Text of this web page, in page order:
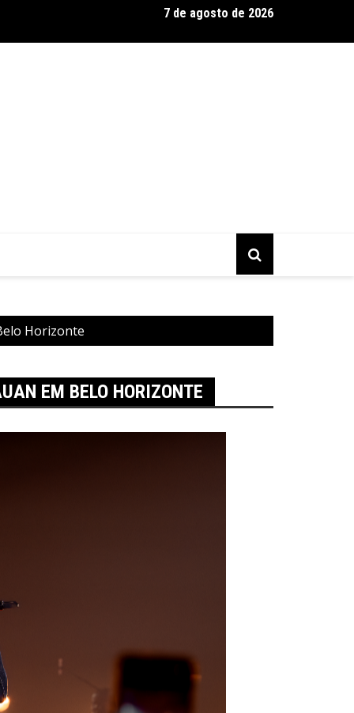
Murilo Castro promove curso sobre a História da Arte
7 de agosto de 2026
Horizonte
EM BELO HORIZONTE